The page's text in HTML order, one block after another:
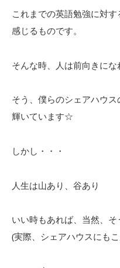
これまでの英語勉強に対
感じるものです。
そんな時、人は前向きにな
そう、僕らのシェアハウ
輝いています☆
しかし・・・
人生は山あり、谷あり
いい時もあれば、当然、そ
(実際、シェアハウスにも